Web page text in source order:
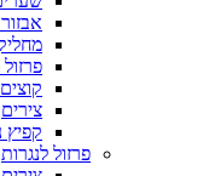
קוצים
צירים
קפיץ
פרזול לנגרות